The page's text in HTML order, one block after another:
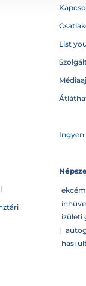
List
izületi
|
hasi